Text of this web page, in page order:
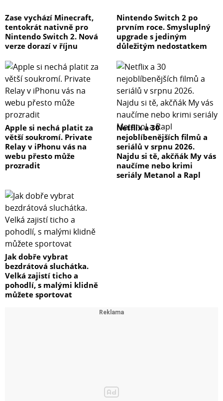
Zase vychází Minecraft,
tentokrát nativně pro
Nintendo Switch 2. Nová
verze dorazí v říjnu
Nintendo Switch 2 po
prvním roce. Smysluplný
upgrade s jediným
důležitým nedostatkem
Apple si nechá platit za
větší soukromí. Private
Relay v iPhonu vás na
webu přesto může
prozradit
Netflix a 30
nejoblíbenějších filmů a
seriálů v srpnu 2026.
Najdu si tě, akčňák My vás
naučíme nebo krimi
seriály Metanol a Rapl
Jak dobře vybrat
bezdrátová sluchátka.
Velká zajistí ticho a
pohodlí, s malými klidně
můžete sportovat